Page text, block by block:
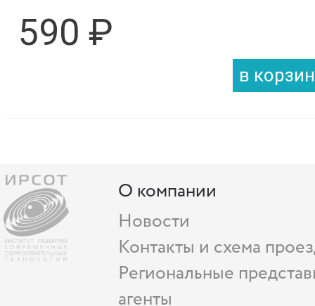
590 ₽
О компании
Новости
Контакты и схема
Региональные
агенты